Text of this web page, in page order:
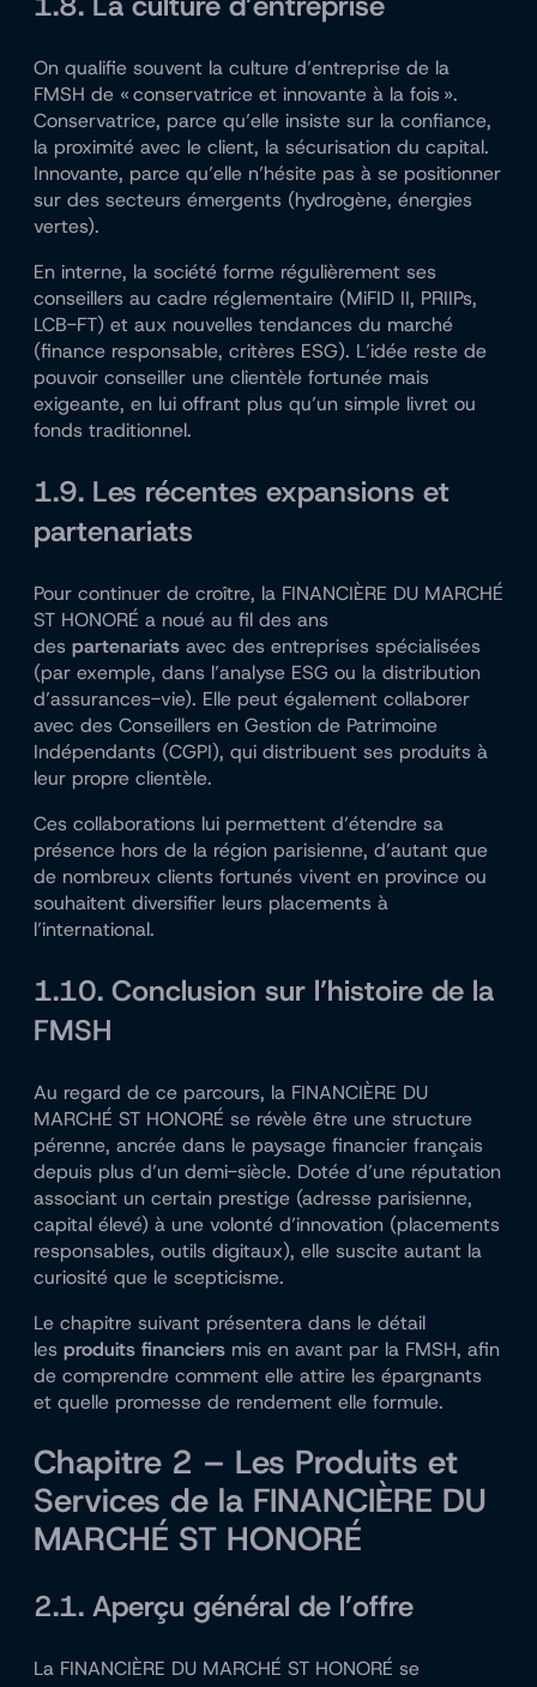
On qualifie souvent la culture d’entreprise de la
FMSH de « conservatrice et innovante à la fois ».
Conservatrice, parce qu’elle insiste sur la confiance,
la proximité avec le client, la sécurisation du capital.
Innovante, parce qu’elle n’hésite pas à se positionner
sur des secteurs émergents (hydrogène, énergies
vertes).
En interne, la société forme régulièrement ses
conseillers au cadre réglementaire (MiFID II, PRIIPs,
LCB-FT) et aux nouvelles tendances du marché
(finance responsable, critères ESG). L’idée reste de
pouvoir conseiller une clientèle fortunée mais
exigeante, en lui offrant plus qu’un simple livret ou
fonds traditionnel.
1.9. Les récentes expansions et
partenariats
Pour continuer de croître, la FINANCIÈRE DU MARCHÉ
ST HONORÉ a noué au fil des ans
des partenariats avec des entreprises spécialisées
(par exemple, dans l’analyse ESG ou la distribution
d’assurances-vie). Elle peut également collaborer
avec des Conseillers en Gestion de Patrimoine
Indépendants (CGPI), qui distribuent ses produits à
leur propre clientèle.
Ces collaborations lui permettent d’étendre sa
présence hors de la région parisienne, d’autant que
de nombreux clients fortunés vivent en province ou
souhaitent diversifier leurs placements à
l’international.
1.10. Conclusion sur l’histoire de la
FMSH
Au regard de ce parcours, la FINANCIÈRE DU
MARCHÉ ST HONORÉ se révèle être une structure
pérenne, ancrée dans le paysage financier français
depuis plus d’un demi-siècle. Dotée d’une réputation
associant un certain prestige (adresse parisienne,
capital élevé) à une volonté d’innovation (placements
responsables, outils digitaux), elle suscite autant la
curiosité que le scepticisme.
Le chapitre suivant présentera dans le détail
les produits financiers mis en avant par la FMSH, afin
de comprendre comment elle attire les épargnants
et quelle promesse de rendement elle formule.
Chapitre 2 – Les Produits et
Services de la FINANCIÈRE DU
MARCHÉ ST HONORÉ
2.1. Aperçu général de l’offre
La FINANCIÈRE DU MARCHÉ ST HONORÉ se